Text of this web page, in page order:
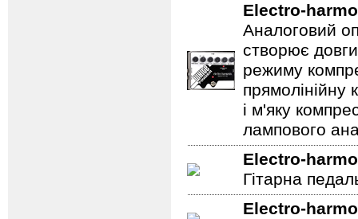
Electro-
Аналоговий
створює
режиму
прямолінійну
і м'яку
лампового
Electro-
Гітарна
Electro-